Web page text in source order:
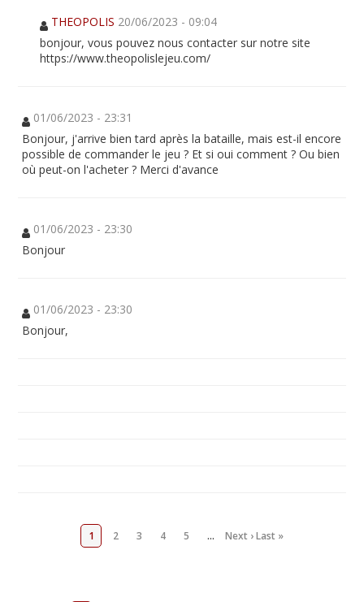
THEOPOLIS 20/06/2023 - 09:04
bonjour, vous pouvez nous contacter sur notre site
https://www.theopolislejeu.com/
01/06/2023 - 23:31
Bonjour, j'arrive bien tard après la bataille, mais est-il encore
possible de commander le jeu ? Et si oui comment ? Ou bien
où peut-on l'acheter ? Merci d'avance
01/06/2023 - 23:30
Bonjour
01/06/2023 - 23:30
Bonjour,
1 2 3 4 5 … Next ›Last »